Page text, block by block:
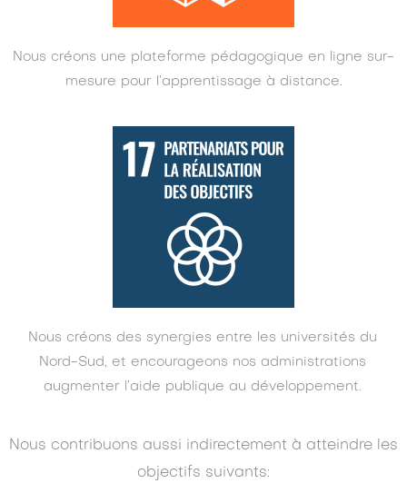
Nous créons une plateforme pédagogique en ligne sur-
mesure pour l’apprentissage à distance.
Nous créons des synergies entre les universités du
Nord-Sud, et encourageons nos administrations
augmenter l’aide publique au développement.
Nous contribuons aussi indirectement à atteindre les
objectifs suivants: